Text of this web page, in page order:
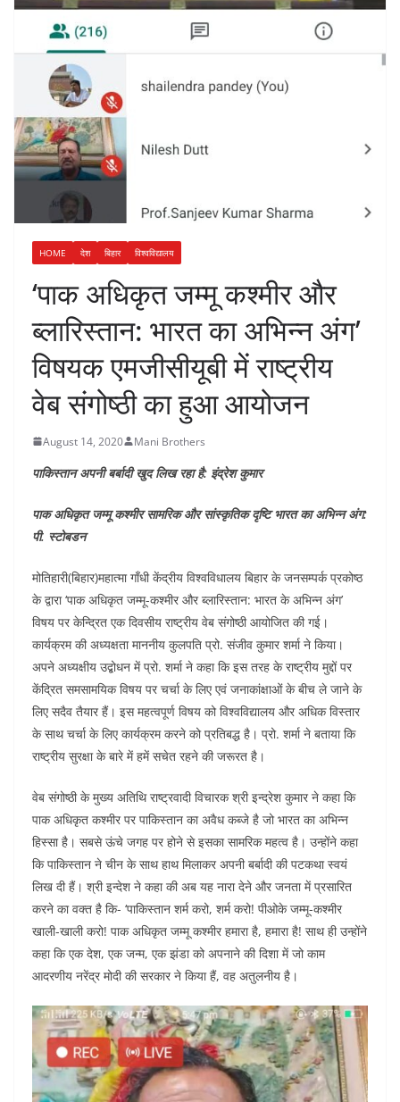
HOME देश बिहार विश्वविद्यालय
‘पाक अधिकृत जम्मू कश्मीर और
ब्लारिस्तान: भारत का अभिन्न अंग’
विषयक एमजीसीयूबी में राष्ट्रीय
वेब संगोष्ठी का हुआ आयोजन
August 14, 2020 Mani Brothers
पाकिस्तान अपनी बर्बादी खुद लिख रहा है: इंद्रेश कुमार
पाक अधिकृत जम्मू कश्मीर सामरिक और सांस्कृतिक दृष्टि भारत का अभिन्न अंग:
पी. स्टोबडन
मोतिहारी(बिहार)महात्मा गाँधी केंद्रीय विश्वविधालय बिहार के जनसम्पर्क प्रकोष्ठ
के द्वारा ‘पाक अधिकृत जम्मू-कश्मीर और ब्लारिस्तान: भारत के अभिन्न अंग’
विषय पर केन्द्रित एक दिवसीय राष्ट्रीय वेब संगोष्ठी आयोजित की गई।
कार्यक्रम की अध्यक्षता माननीय कुलपति प्रो. संजीव कुमार शर्मा ने किया।
अपने अध्यक्षीय उद्बोधन में प्रो. शर्मा ने कहा कि इस तरह के राष्ट्रीय मुद्दों पर
केंद्रित समसामयिक विषय पर चर्चा के लिए एवं जनाकांक्षाओं के बीच ले जाने के
लिए सदैव तैयार हैं। इस महत्वपूर्ण विषय को विश्वविद्यालय और अधिक विस्तार
के साथ चर्चा के लिए कार्यक्रम करने को प्रतिबद्ध है। प्रो. शर्मा ने बताया कि
राष्ट्रीय सुरक्षा के बारे में हमें सचेत रहने की जरूरत है।
वेब संगोष्ठी के मुख्य अतिथि राष्ट्रवादी विचारक श्री इन्द्रेश कुमार ने कहा कि
पाक अधिकृत कश्मीर पर पाकिस्तान का अवैध कब्जे है जो भारत का अभिन्न
हिस्सा है। सबसे ऊंचे जगह पर होने से इसका सामरिक महत्व है। उन्होंने कहा
कि पाकिस्तान ने चीन के साथ हाथ मिलाकर अपनी बर्बादी की पटकथा स्वयं
लिख दी हैं। श्री इन्देश ने कहा की अब यह नारा देने और जनता में प्रसारित
करने का वक्त है कि- ‘पाकिस्तान शर्म करो, शर्म करो! पीओके जम्मू-कश्मीर
खाली-खाली करो! पाक अधिकृत जम्मू कश्मीर हमारा है, हमारा है! साथ ही उन्होंने
कहा कि एक देश, एक जन्म, एक झंडा को अपनाने की दिशा में जो काम
आदरणीय नरेंद्र मोदी की सरकार ने किया हैं, वह अतुलनीय है।